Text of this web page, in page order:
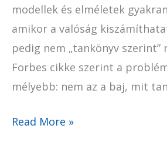
modellek és elméletek
amikor a valóság
pedig nem „tankönyv szerint”
Forbes cikke szerint a
mélyebb: nem az a baj, mit
Read More »